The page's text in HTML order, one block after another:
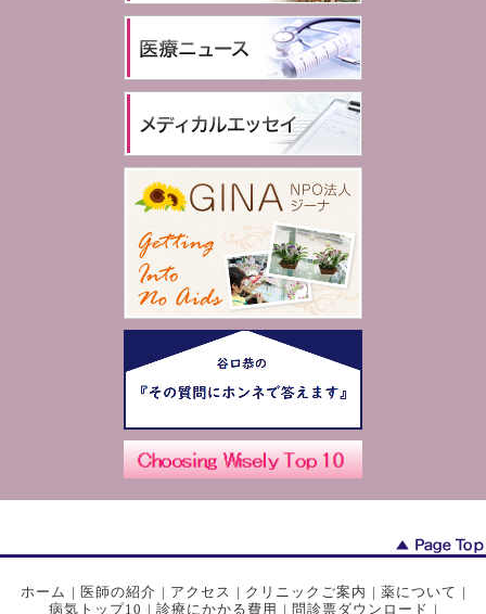
ホーム | 医師の紹介 | アクセス | クリニックご案内 | 薬について |
病気トップ10 | 診療にかかる費用 | 問診票ダウンロード |